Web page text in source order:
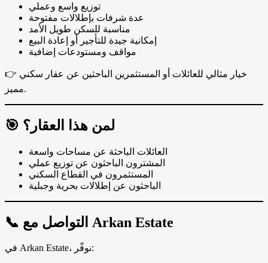
توزيع واسع وعملي
عدة شرفات بإطلالات مفتوحة
مناسبة للسكن طويل الأمد
إمكانية جيدة للتأجير أو إعادة البيع
مواقف ومستودعات إضافية
👉 خيار مثالي للعائلات أو المستثمرين الباحثين عن عقار سكني
مميز.
🎯 لمن هذا العقار؟
العائلات الباحثة عن مساحات واسعة
المشترون الباحثون عن توزيع عملي
المستثمرون في القطاع السكني
الباحثون عن إطلالات بحرية وجبلية
📞 التواصل مع Arkan Estate
في Arkan Estate، نوفّر: